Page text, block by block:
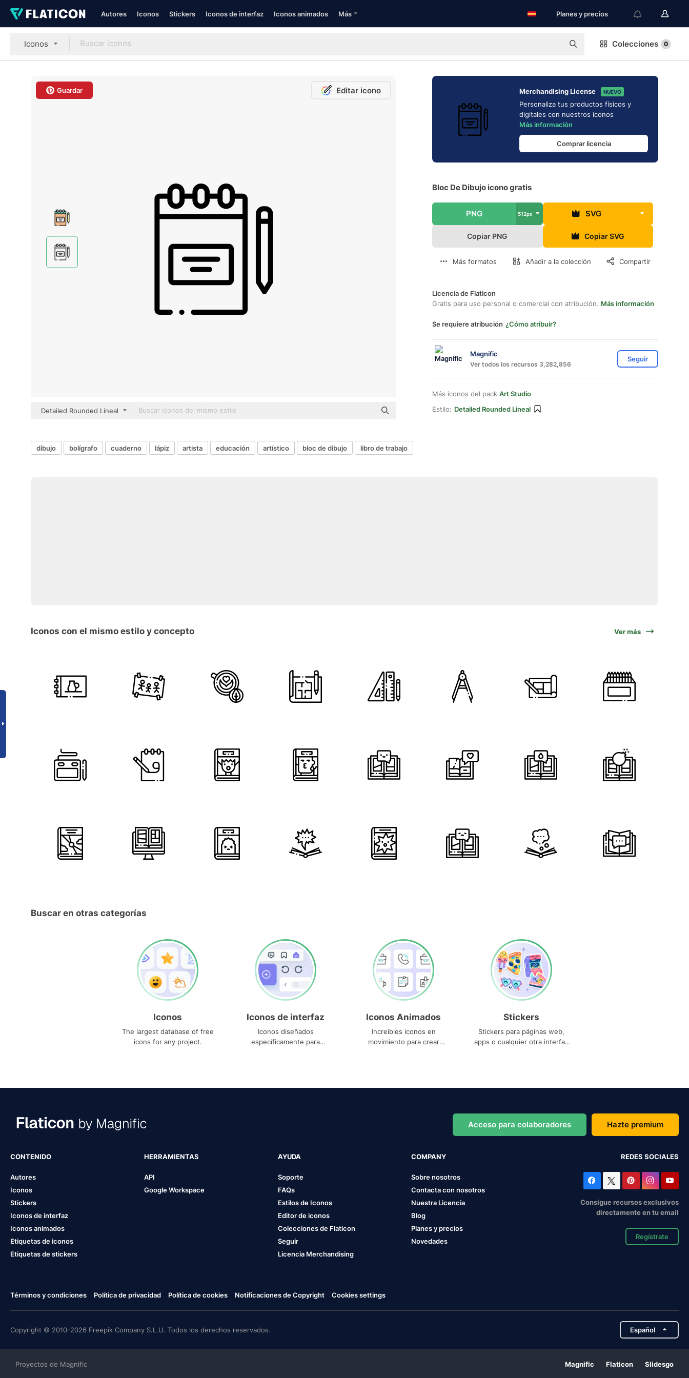
Autores Iconos Stickers Iconos de interfaz Iconos animados Más Planes y precios
Iconos Colecciones 0
Guardar Editar icono
Detailed Rounded Lineal
Merchandising License NUEVO
Personaliza tus productos físicos y
digitales con nuestros iconos
Más información
Comprar licencia
Bloc De Dibujo icono gratis
PNG 512px SVG
Copiar PNG Copiar SVG
Más formatos Añadir a la colección Compartir
Licencia de Flaticon
Gratis para uso personal o comercial con atribución. Más información
Se requiere atribución ¿Cómo atribuir?
Magnific
Ver todos los recursos 3,282,856
Seguir
Más iconos del pack Art Studio
Estilo: Detailed Rounded Lineal
dibujo bolígrafo cuaderno lápiz artista educación artístico bloc de dibujo libro de trabajo
Iconos con el mismo estilo y concepto Ver más
Buscar en otras categorías
Iconos
The largest database of free
icons for any project.
Iconos de interfaz
Iconos diseñados
específicamente para
Iconos Animados
Increíbles iconos en
movimiento para crear
Stickers
Stickers para páginas web,
apps o cualquier otra interfaz
Acceso para colaboradores Hazte premium
CONTENIDO
Autores
Iconos
Stickers
Iconos de interfaz
Iconos animados
Etiquetas de iconos
Etiquetas de stickers
HERRAMIENTAS
API
Google Workspace
AYUDA
Soporte
FAQs
Estilos de Iconos
Editor de iconos
Colecciones de Flaticon
Seguir
Licencia Merchandising
COMPANY
Sobre nosotros
Contacta con nosotros
Nuestra Licencia
Blog
Planes y precios
Novedades
REDES SOCIALES
Consigue recursos exclusivos
directamente en tu email
Regístrate
Términos y condiciones Política de privacidad Política de cookies Notificaciones de Copyright Cookies settings
Copyright © 2010-2026 Freepik Company S.L.U. Todos los derechos reservados. Español
Proyectos de Magnific Magnific Flaticon Slidesgo